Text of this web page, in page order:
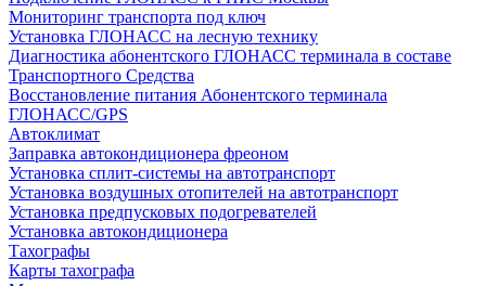
Мониторинг транспорта под ключ
Установка ГЛОНАСС на лесную технику
Диагностика абонентского ГЛОНАСС терминала в составе
Транспортного Средства
Восстановление питания Абонентского терминала
ГЛОНАСС/GPS
Автоклимат
Заправка автокондиционера фреоном
Установка сплит-системы на автотранспорт
Установка воздушных отопителей на автотранспорт
Установка предпусковых подогревателей
Установка автокондиционера
Тахографы
Карты тахографа